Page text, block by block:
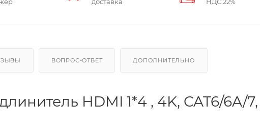
ВОПРОС-ОТВЕТ ДОПОЛНИТЕЛЬНО
HDMI 1*4 , 4K, CAT6/6A/